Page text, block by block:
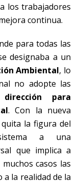
los trabajadores
continua.
para todas las
designaba a un
Ambiental, lo
no adopte las
dirección para
. Con la nueva
la figura del
a una
que implica a
casos las
la realidad de la